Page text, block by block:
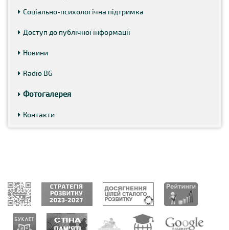
Соціально-психологічна підтримка
Доступ до публічної інформації
Новини
Radio BG
Фотогалерея
Контакти